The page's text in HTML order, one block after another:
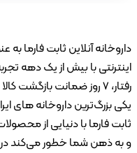
آنلاین ثابت فارما به
با بیش از یک دهه
رفتار، ۷ روز ضمانت بازگشت
بزرگ‌ترین داروخانه های
فارما با دنیایی از محصولات
ذهن شما خطور می‌کند در